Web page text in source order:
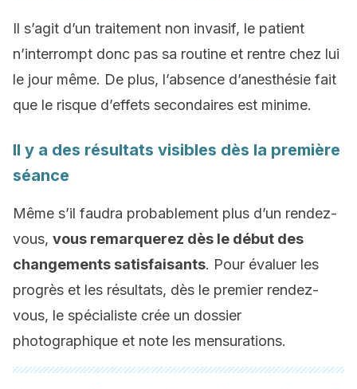
Il s’agit d’un traitement non invasif, le patient
n’interrompt donc pas sa routine et rentre chez lui
le jour même. De plus, l’absence d’anesthésie fait
que le risque d’effets secondaires est minime.
Il y a des résultats visibles dès la première
séance
Même s’il faudra probablement plus d’un rendez-
vous, vous remarquerez dès le début des
changements satisfaisants. Pour évaluer les
progrès et les résultats, dès le premier rendez-
vous, le spécialiste crée un dossier
photographique et note les mensurations.